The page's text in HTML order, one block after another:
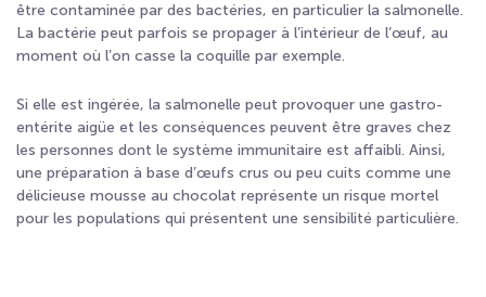
être contaminée par des bactéries, en particulier la salmonelle.
La bactérie peut parfois se propager à l’intérieur de l’œuf, au
moment où l’on casse la coquille par exemple.
Si elle est ingérée, la salmonelle peut provoquer une gastro-
entérite aigüe et les conséquences peuvent être graves chez
les personnes dont le système immunitaire est affaibli. Ainsi,
une préparation à base d’œufs crus ou peu cuits comme une
délicieuse mousse au chocolat représente un risque mortel
pour les populations qui présentent une sensibilité particulière.